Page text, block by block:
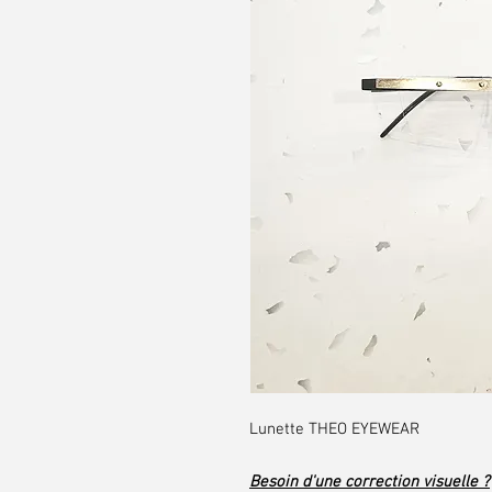
Lunette THEO EYEWEAR
Besoin d'une correction visuelle ?